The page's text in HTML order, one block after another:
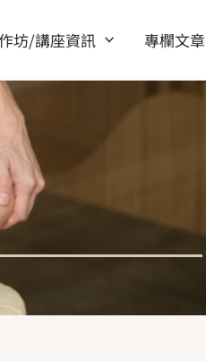
坊/講座資訊 專欄文章